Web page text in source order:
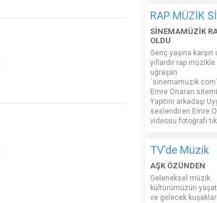
RAP MÜZİK
SİNEMAMÜZİK
OLDU
Genç yaşına karşın
yıllardır rap müzikle
uğraşan
Emre Onaran
Yapıtını arkadaşı
seslendiren Emre
videosu fotoğrafı
TV'de Müzik
AŞK ÖZÜNDEN
Geleneksel müzik
kültürümüzün
ve gelecek